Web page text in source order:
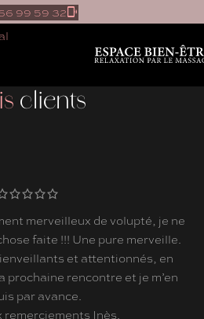
99 59 32
clients
je ne
en
Un institut de massage
chacun peut y
personnellement ravi de
cette